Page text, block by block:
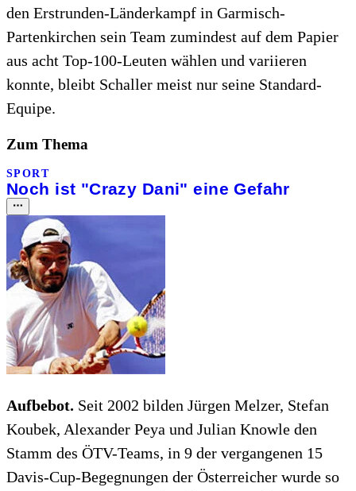
den Erstrunden-Länderkampf in Garmisch-
Partenkirchen sein Team zumindest auf dem Papier
aus acht Top-100-Leuten wählen und variieren
konnte, bleibt Schaller meist nur seine Standard-
Equipe.
Zum Thema
SPORT
Noch ist "Crazy Dani" eine Gefahr
Aufbebot. Seit 2002 bilden Jürgen Melzer, Stefan
Koubek, Alexander Peya und Julian Knowle den
Stamm des ÖTV-Teams, in 9 der vergangenen 15
Davis-Cup-Begegnungen der Österreicher wurde so